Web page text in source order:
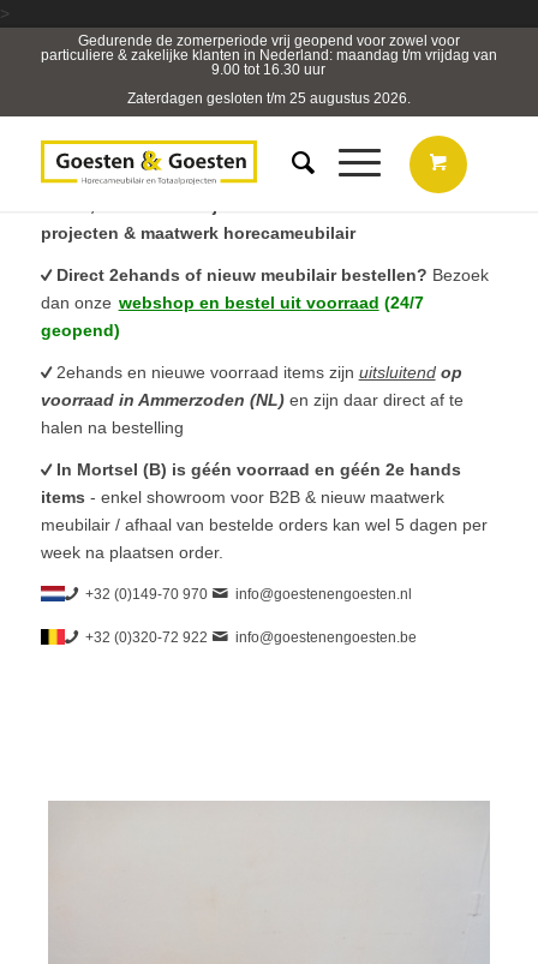
>
Gedurende de zomerperiode vrij geopend voor zowel voor
particuliere & zakelijke klanten in Nederland: maandag t/m vrijdag van
9.00 tot 16.30 uur
Zaterdagen gesloten t/m 25 augustus 2026.
projecten & maatwerk horecameubilair
Direct 2ehands of nieuw meubilair bestellen? Bezoek
dan onze webshop en bestel uit voorraad (24/7
geopend)
2ehands en nieuwe voorraad items zijn uitsluitend op
voorraad in Ammerzoden (NL)en zijn daar direct af te
halen na bestelling
In Mortsel (B) is géén voorraad en géén 2e hands
items - enkel showroom voor B2B & nieuw maatwerk
meubilair / afhaal van bestelde orders kan wel 5 dagen per
week na plaatsen order.
+32 (0)149-70 970 info@goestenengoesten.nl
+32 (0)320-72 922 info@goestenengoesten.be